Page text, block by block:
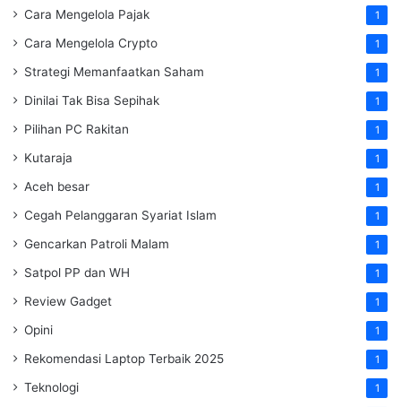
Cara Mengelola Pajak 1
Cara Mengelola Crypto 1
Strategi Memanfaatkan Saham 1
Dinilai Tak Bisa Sepihak 1
Pilihan PC Rakitan 1
Kutaraja 1
Aceh besar 1
Cegah Pelanggaran Syariat Islam 1
Gencarkan Patroli Malam 1
Satpol PP dan WH 1
Review Gadget 1
Opini 1
Rekomendasi Laptop Terbaik 2025 1
Teknologi 1